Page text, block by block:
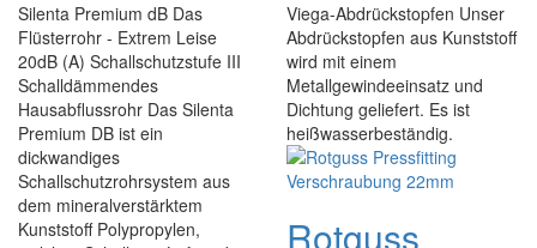
Silenta Premium dB Das
Flüsterrohr - Extrem Leise
20dB (A) Schallschutzstufe III
Schalldämmendes
Hausabflussrohr Das Silenta
Premium DB ist ein
dickwandiges
Schallschutzrohrsystem aus
dem mineralverstärktem
Kunststoff Polypropylen,
Viega-Abdrückstopfen Unser
Abdrückstopfen aus Kunststoff
wird mit einem
Metallgewindeeinsatz und
Dichtung geliefert. Es ist
heißwasserbeständig.
Rotguss